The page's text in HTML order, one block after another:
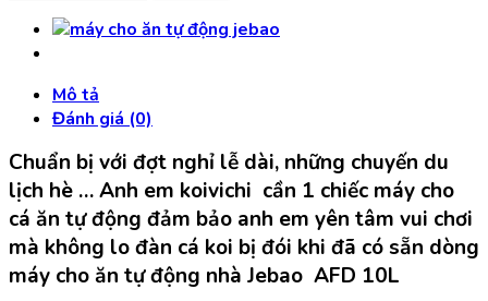
Ăn
Tự
Động
Jebao
Afd
10
SOLAR
(Thể
tích
10
lít)
Mô tả
Đánh giá (0)
Chuẩn bị với đợt nghỉ lễ dài, những chuyến du
lịch hè … Anh em koivichi cần 1 chiếc máy cho
cá ăn tự động đảm bảo anh em yên tâm vui chơi
mà không lo đàn cá koi bị đói khi đã có sẵn dòng
máy cho ăn tự động nhà Jebao AFD 10L